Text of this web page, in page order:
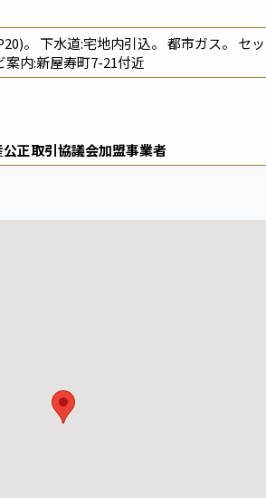
。 下水道:宅地内引込。 都市ガス。
案内:新屋寿町7-21付近
正取引協議会加盟事業者